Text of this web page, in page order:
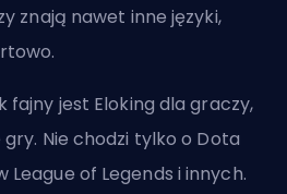
znają nawet inne języki,
fajny jest Eloking dla graczy,
Nie chodzi tylko o Dota
League of Legends i innych.